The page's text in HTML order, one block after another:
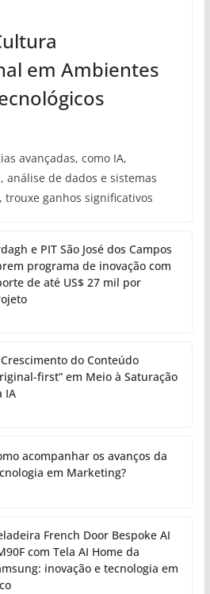
em Ambientes
avançadas, como IA,
de dados e sistemas
trouxe ganhos significativos
e PIT São José dos Campos
programa de inovação com
de até US$ 27 mil por
do Conteúdo
first” em Meio à Saturação
IA
acompanhar os avanços da
em Marketing?
French Door Bespoke AI
com Tela AI Home da
inovação e tecnologia em